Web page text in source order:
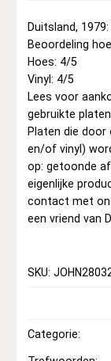
Duitsland,
Beoordeling
Hoes: 4/5
Vinyl: 4/5
Lees voor
gebruikte platen.
Platen die door
en/of vinyl)
op: getoonde
eigenlijke
contact met
een vriend van
SKU:
Categorie: